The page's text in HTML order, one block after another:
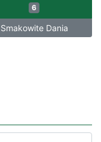
6
Smakowite Dania